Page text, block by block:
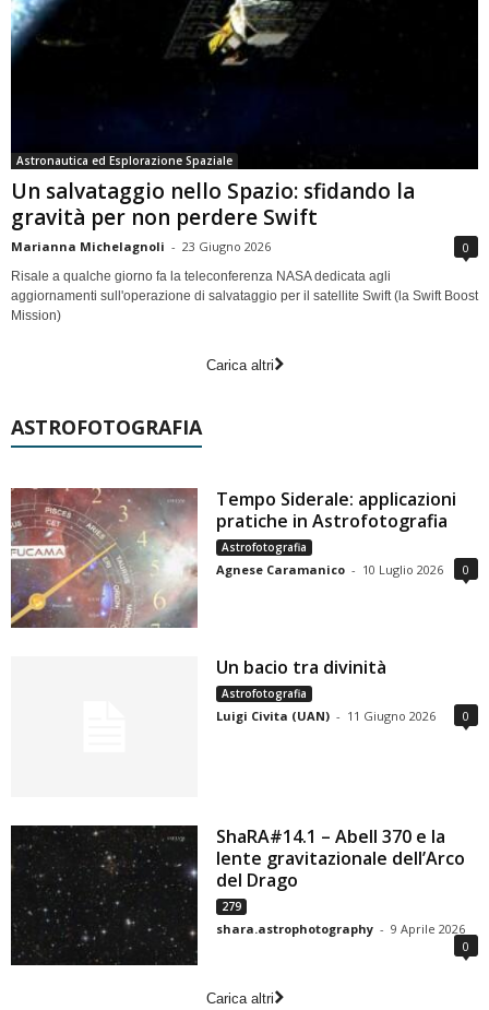
Astronautica ed Esplorazione Spaziale
Un salvataggio nello Spazio: sfidando la
gravità per non perdere Swift
Marianna Michelagnoli - 23 Giugno 2026 0
Risale a qualche giorno fa la teleconferenza NASA dedicata agli
aggiornamenti sull'operazione di salvataggio per il satellite Swift (la Swift Boost
Mission)
Carica altri
ASTROFOTOGRAFIA
Tempo Siderale: applicazioni
pratiche in Astrofotografia
Astrofotografia
Agnese Caramanico - 10 Luglio 2026 0
Un bacio tra divinità
Astrofotografia
Luigi Civita (UAN) - 11 Giugno 2026 0
ShaRA#14.1 – Abell 370 e la
lente gravitazionale dell’Arco
del Drago
279
shara.astrophotography - 9 Aprile 2026
0
Carica altri